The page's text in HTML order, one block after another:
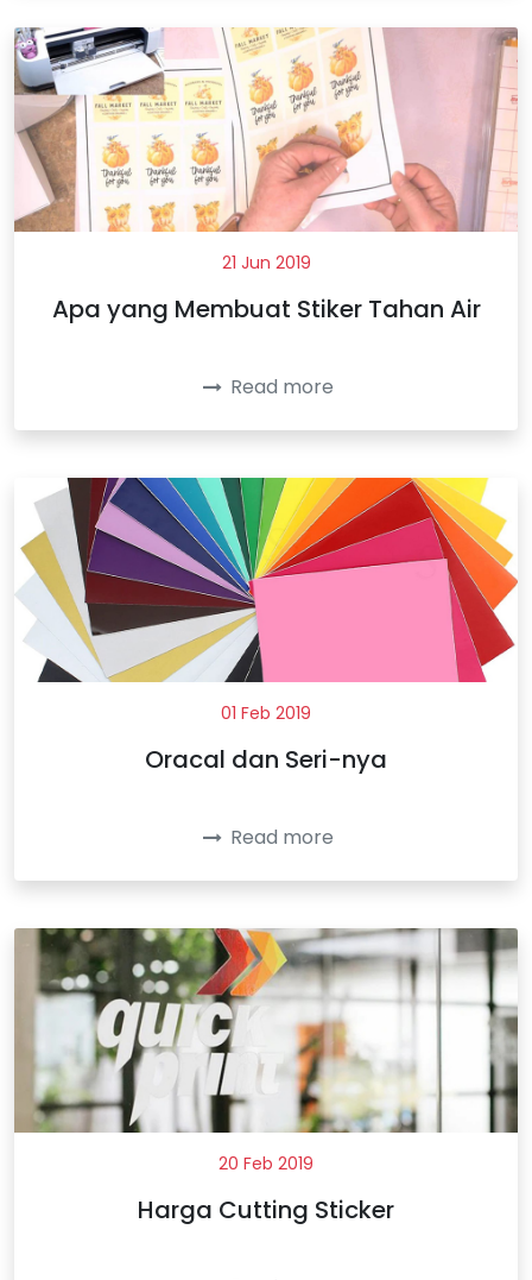
21 Jun 2019
Apa yang Membuat Stiker Tahan Air
Read more
01 Feb 2019
Oracal dan Seri-nya
Read more
20 Feb 2019
Harga Cutting Sticker